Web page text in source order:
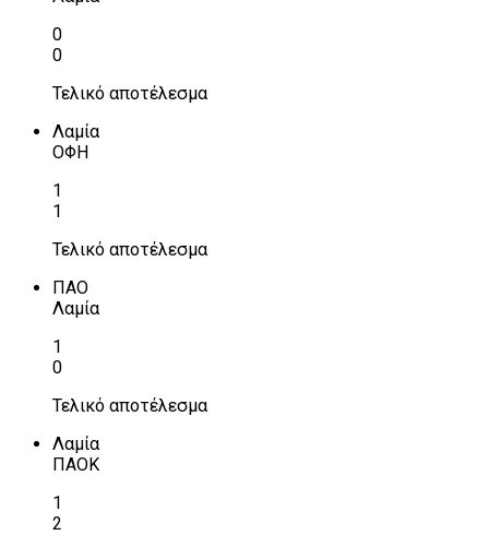
0
0
Τελικό αποτέλεσμα
Λαμία
ΟΦΗ
1
1
Τελικό αποτέλεσμα
ΠΑΟ
Λαμία
1
0
Τελικό αποτέλεσμα
Λαμία
ΠΑΟΚ
1
2